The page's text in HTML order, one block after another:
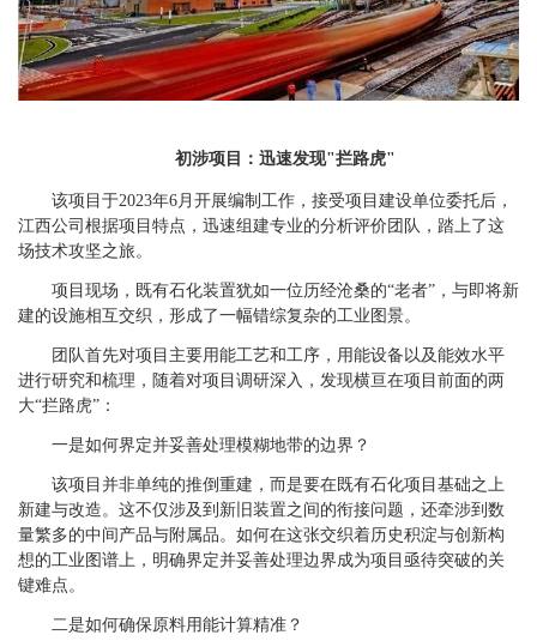
初涉项目：迅速发现"拦路虎"
该项目于2023年6月开展编制工作，接受项目建设单位委托后，
江西公司根据项目特点，迅速组建专业的分析评价团队，踏上了这
场技术攻坚之旅。
项目现场，既有石化装置犹如一位历经沧桑的“老者”，与即将新
建的设施相互交织，形成了一幅错综复杂的工业图景。
团队首先对项目主要用能工艺和工序，用能设备以及能效水平
进行研究和梳理，随着对项目调研深入，发现横亘在项目前面的两
大“拦路虎”：
一是如何界定并妥善处理模糊地带的边界？
该项目并非单纯的推倒重建，而是要在既有石化项目基础之上
新建与改造。这不仅涉及到新旧装置之间的衔接问题，还牵涉到数
量繁多的中间产品与附属品。如何在这张交织着历史积淀与创新构
想的工业图谱上，明确界定并妥善处理边界成为项目亟待突破的关
键难点。
二是如何确保原料用能计算精准？